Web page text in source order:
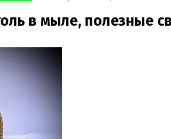
в мыле, полезные